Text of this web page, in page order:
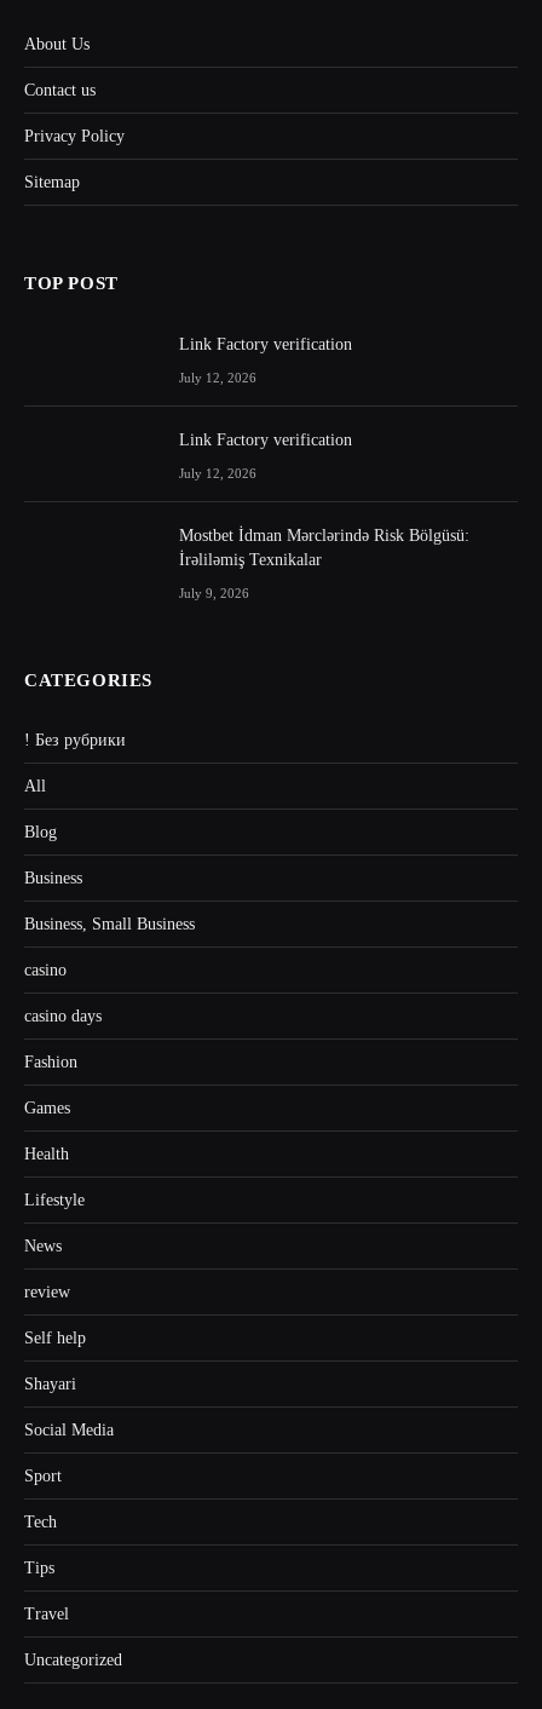
About Us
Contact us
Privacy Policy
Sitemap
TOP POST
Link Factory verification
July 12, 2026
Link Factory verification
July 12, 2026
Mostbet İdman Mərclərində Risk Bölgüsü:
İrəliləmiş Texnikalar
July 9, 2026
CATEGORIES
! Без рубрики
All
Blog
Business
Business, Small Business
casino
casino days
Fashion
Games
Health
Lifestyle
News
review
Self help
Shayari
Social Media
Sport
Tech
Tips
Travel
Uncategorized